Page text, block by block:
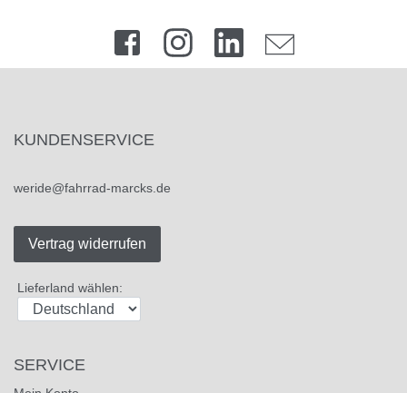
KUNDENSERVICE
weride@fahrrad-marcks.de
Vertrag widerrufen
Lieferland wählen:
SERVICE